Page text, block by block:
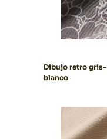
Dibujo retro gris-
blanco